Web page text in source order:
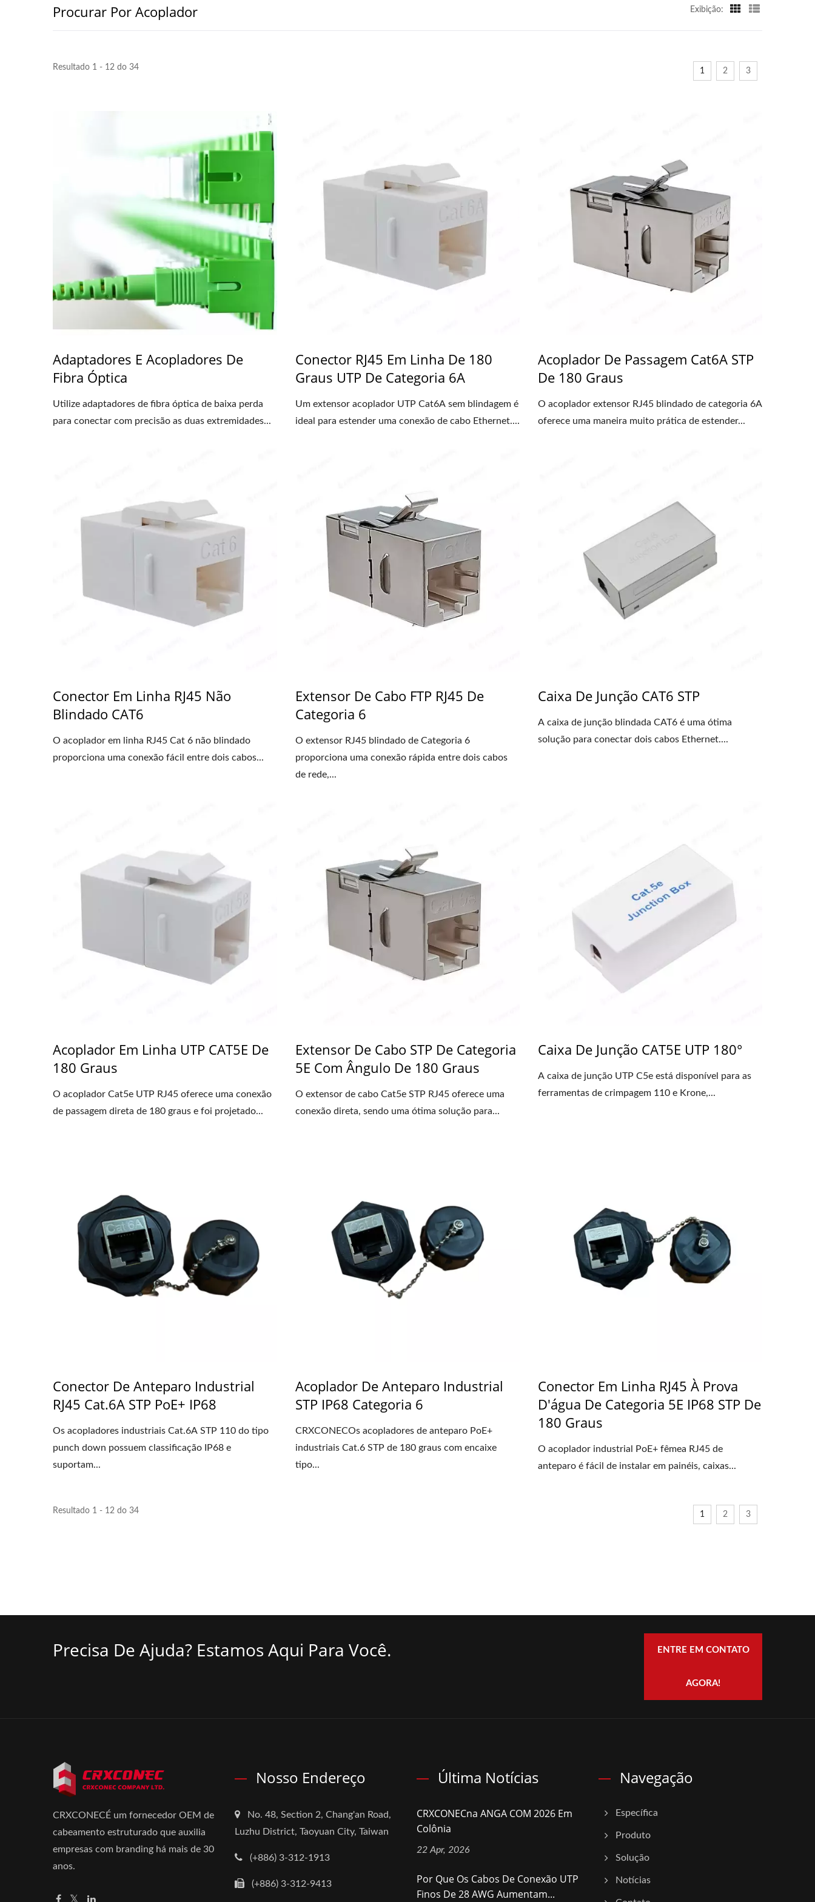
Procurar Por Acoplador Exibição:
Resultado 1 - 12 do 34 1 2 3
Adaptadores E Acopladores De
Fibra Óptica
Utilize adaptadores de fibra óptica de baixa perda
para conectar com precisão as duas extremidades...
Conector RJ45 Em Linha De 180
Graus UTP De Categoria 6A
Um extensor acoplador UTP Cat6A sem blindagem é
ideal para estender uma conexão de cabo Ethernet....
Acoplador De Passagem Cat6A STP
De 180 Graus
O acoplador extensor RJ45 blindado de categoria 6A
oferece uma maneira muito prática de estender...
Conector Em Linha RJ45 Não
Blindado CAT6
O acoplador em linha RJ45 Cat 6 não blindado
proporciona uma conexão fácil entre dois cabos...
Extensor De Cabo FTP RJ45 De
Categoria 6
O extensor RJ45 blindado de Categoria 6
proporciona uma conexão rápida entre dois cabos
de rede,...
Caixa De Junção CAT6 STP
A caixa de junção blindada CAT6 é uma ótima
solução para conectar dois cabos Ethernet....
Acoplador Em Linha UTP CAT5E De
180 Graus
O acoplador Cat5e UTP RJ45 oferece uma conexão
de passagem direta de 180 graus e foi projetado...
Extensor De Cabo STP De Categoria
5E Com Ângulo De 180 Graus
O extensor de cabo Cat5e STP RJ45 oferece uma
conexão direta, sendo uma ótima solução para...
Caixa De Junção CAT5E UTP 180°
A caixa de junção UTP C5e está disponível para as
ferramentas de crimpagem 110 e Krone,...
Conector De Anteparo Industrial
RJ45 Cat.6A STP PoE+ IP68
Os acopladores industriais Cat.6A STP 110 do tipo
punch down possuem classificação IP68 e
suportam...
Acoplador De Anteparo Industrial
STP IP68 Categoria 6
CRXCONECOs acopladores de anteparo PoE+
industriais Cat.6 STP de 180 graus com encaixe
tipo...
Conector Em Linha RJ45 À Prova
D'água De Categoria 5E IP68 STP De
180 Graus
O acoplador industrial PoE+ fêmea RJ45 de
anteparo é fácil de instalar em painéis, caixas...
Resultado 1 - 12 do 34 1 2 3
Precisa De Ajuda? Estamos Aqui Para Você. ENTRE EM CONTATO
AGORA!
CRXCONECÉ um fornecedor OEM de
cabeamento estruturado que auxilia
empresas com branding há mais de 30
anos.
Nosso Endereço
No. 48, Section 2, Chang'an Road,
Luzhu District, Taoyuan City, Taiwan
(+886) 3-312-1913
(+886) 3-312-9413
Última Notícias
CRXCONECna ANGA COM 2026 Em
Colônia
22 Apr, 2026
Por Que Os Cabos De Conexão UTP
Finos De 28 AWG Aumentam...
Navegação
Específica
Produto
Solução
Notícias